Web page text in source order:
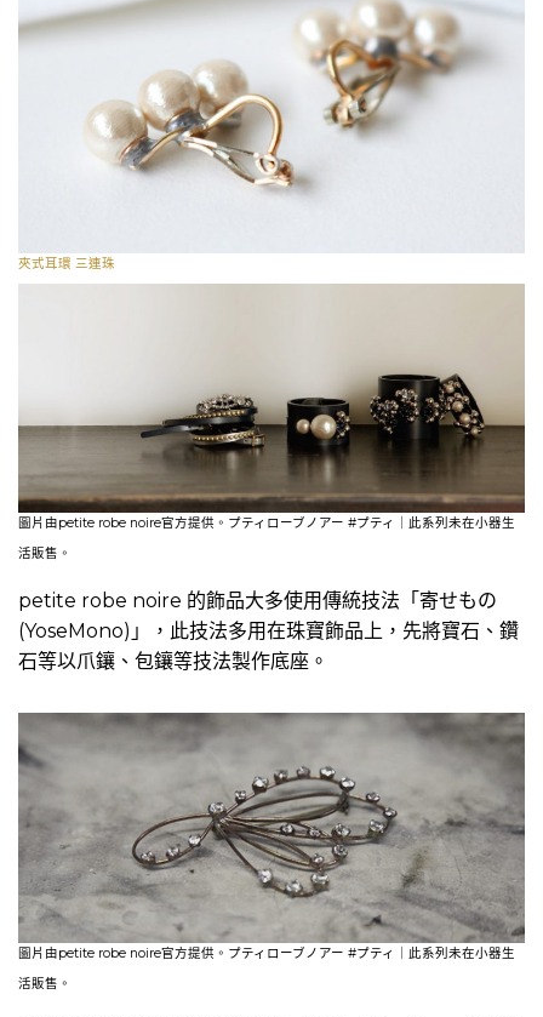
夾式耳環 三連珠
圖片由petite robe noire官方提供。プティローブノアー #プティ｜此系列未在小器生
活販售。
petite robe noire 的飾品大多使用傳統技法「寄せもの
(YoseMono)」，此技法多用在珠寶飾品上，先將寶石、鑽
石等以爪鑲、包鑲等技法製作底座。
圖片由petite robe noire官方提供。プティローブノアー #プティ
｜此系列未在小器生
活販售。